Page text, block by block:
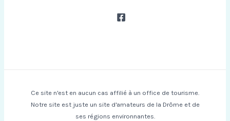
Ce site n'est en aucun cas affilié à un office de tourisme.
Notre site est juste un site d'amateurs de la Drôme et de
ses régions environnantes.